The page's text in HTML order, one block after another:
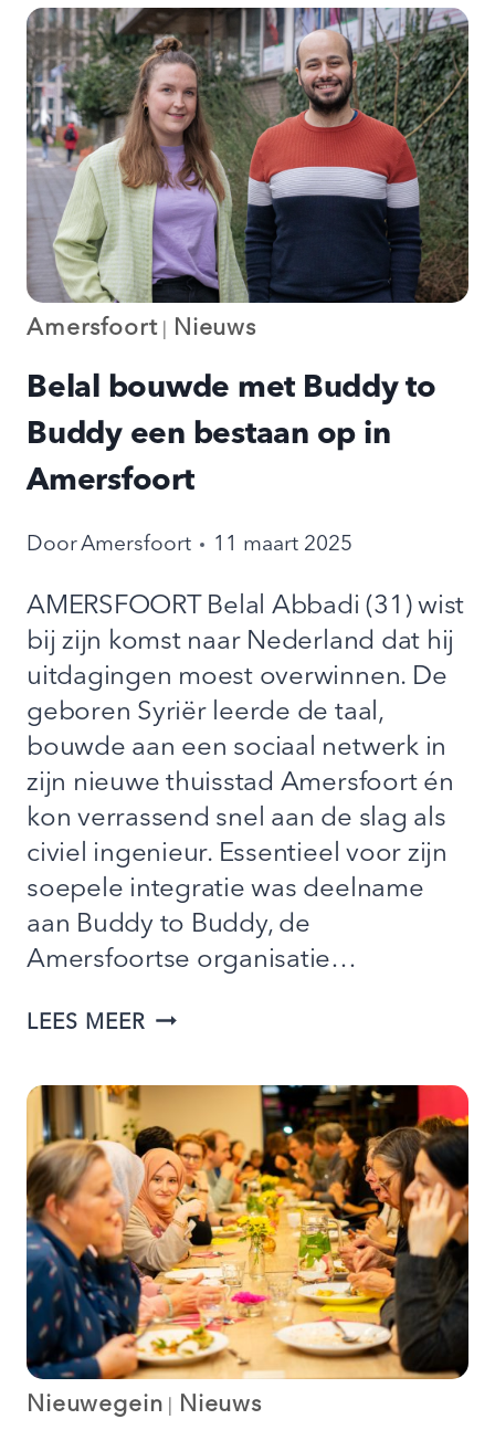
IN
DE
LEUSDERKRANT!
Amersfoort| Nieuws
Belal bouwde met Buddy to
Buddy een bestaan op in
Amersfoort
DoorAmersfoort 11 maart 2025
AMERSFOORT Belal Abbadi (31) wist
bij zijn komst naar Nederland dat hij
uitdagingen moest overwinnen. De
geboren Syriër leerde de taal,
bouwde aan een sociaal netwerk in
zijn nieuwe thuisstad Amersfoort én
kon verrassend snel aan de slag als
civiel ingenieur. Essentieel voor zijn
soepele integratie was deelname
aan Buddy to Buddy, de
Amersfoortse organisatie…
LEES MEERBELAL
MET
BUDDY
TO
BUDDY
EEN
BESTAAN
OP
IN
AMERSFOORT
Nieuwegein Nieuws